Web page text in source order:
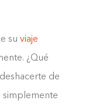
su viaje
¿Qué
de
simplemente